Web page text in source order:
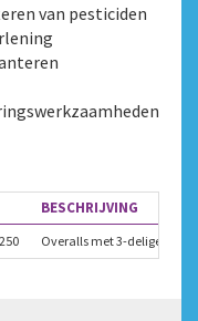
van pesticiden
BESCHRIJVING
Overalls met 3-delige kap,